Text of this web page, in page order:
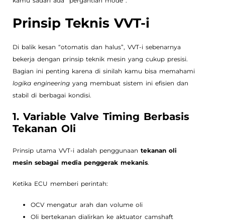
Prinsip Teknis VVT-i
Di balik kesan “otomatis dan halus”, VVT-i sebenarnya
bekerja dengan prinsip teknik mesin yang cukup presisi.
Bagian ini penting karena di sinilah kamu bisa memahami
logika engineering yang membuat sistem ini efisien dan
stabil di berbagai kondisi.
1. Variable Valve Timing Berbasis
Tekanan Oli
Prinsip utama VVT-i adalah penggunaan tekanan oli
mesin sebagai media penggerak mekanis.
Ketika ECU memberi perintah:
OCV mengatur arah dan volume oli
Oli bertekanan dialirkan ke aktuator camshaft